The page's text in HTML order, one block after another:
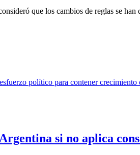
que los cambios de reglas se
si no aplica